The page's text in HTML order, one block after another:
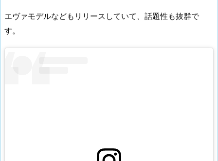
エヴァモデルなどもリリースしていて、話題性も抜群で
す。